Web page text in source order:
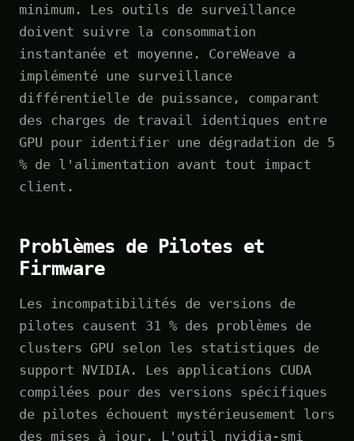
minimum. Les outils de surveillance
doivent suivre la consommation
instantanée et moyenne. CoreWeave a
implémenté une surveillance
différentielle de puissance, comparant
des charges de travail identiques entre
GPU pour identifier une dégradation de 5
% de l'alimentation avant tout impact
client.
Problèmes de Pilotes et
Firmware
Les incompatibilités de versions de
pilotes causent 31 % des problèmes de
clusters GPU selon les statistiques de
support NVIDIA. Les applications CUDA
compilées pour des versions spécifiques
de pilotes échouent mystérieusement lors
des mises à jour. L'outil nvidia-smi